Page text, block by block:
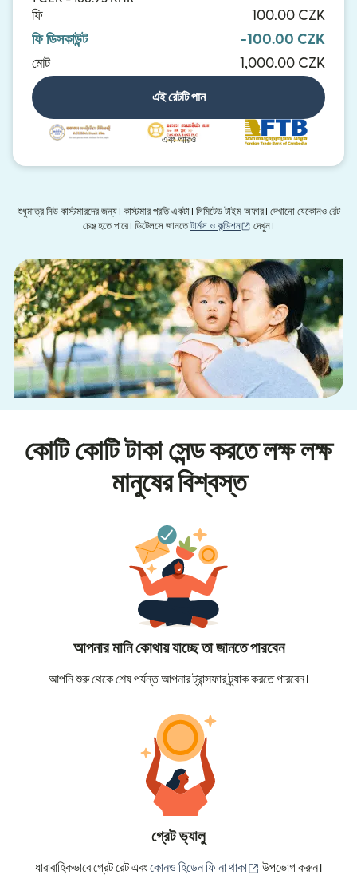
ফি
100.00 CZK
ফি ডিসকাউন্ট
-100.00 CZK
মোট
1,000.00 CZK
এই রেটটি পান
এবং আরও
শুধুমাত্র নিউ কাস্টমারদের জন্য। কাস্টমার প্রতি একটা। লিমিটেড টাইম অফার। দেখানো যেকোনও রেট
চেঞ্জ হতে পারে। ডিটেলসে জানতেটার্মস ও কন্ডিশন (নতুন উইন্ডোতে খুলবে)
দেখুন।
কোটি কোটি টাকা সেন্ড করতে লক্ষ লক্ষ
মানুষের বিশ্বস্ত
আপনার মানি কোথায় যাচ্ছে তা জানতে পারবেন
আপনি শুরু থেকে শেষ পর্যন্ত আপনার ট্রান্সফার ট্র্যাক করতে পারবেন।
গ্রেট ভ্যালু
ধারাবাহিকভাবে গ্রেট রেট এবংকোনও হিডেন ফি না থাকা (নতুন উইন্ডোতে খুলবে)
উপভোগ করুন।